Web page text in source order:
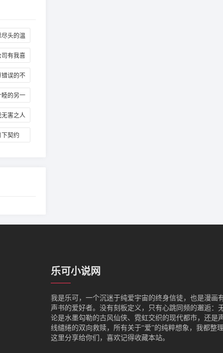
头的温
室
司有我喜
的人
错误的不
爱故事
睦的另一
梅竹马
无害之人
下契约
乐可小说网
我是‌乐可，一个沉迷于纯爱宇宙的终身信徒，也是漫画
声书的爱好者。没有刻板定义，只有心跳同频的邂逅：
论是水墨勾勒的古风仙侠、霓虹交织的现代都市，还是
线缱绻的双向救赎，所有关于“爱”的纯粹想象，我都整
这里分享给你们，喜欢记得收藏本站。